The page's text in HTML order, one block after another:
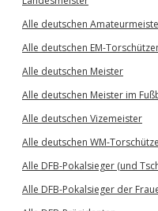
Alle deutschen
Alle deutschen EM-
Alle deutschen Meister
Alle deutschen Meister im
Alle deutschen Vizemeister
Alle deutschen WM-
Alle DFB-Pokalsieger (und
Alle DFB-Pokalsieger der